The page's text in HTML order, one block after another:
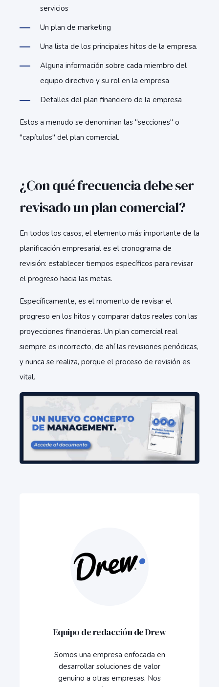
servicios
Un plan de marketing
Una lista de los principales hitos de la empresa.
Alguna información sobre cada miembro del
equipo directivo y su rol en la empresa
Detalles del plan financiero de la empresa
Estos a menudo se denominan las "secciones" o
"capítulos" del plan comercial.
¿Con qué frecuencia debe ser
revisado un plan comercial?
En todos los casos, el elemento más importante de la
planificación empresarial es el cronograma de
revisión: establecer tiempos específicos para revisar
el progreso hacia las metas.
Específicamente, es el momento de revisar el
progreso en los hitos y comparar datos reales con las
proyecciones financieras. Un plan comercial real
siempre es incorrecto, de ahí las revisiones periódicas,
y nunca se realiza, porque el proceso de revisión es
vital.
Equipo de redacción de Drew
Somos una empresa enfocada en
desarrollar soluciones de valor
genuino a otras empresas. Nos